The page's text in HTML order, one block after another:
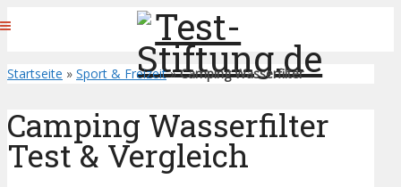
Startseite » Sport & Freizeit»Camping Wasserfilter
Camping Wasserfilter
Test & Vergleich